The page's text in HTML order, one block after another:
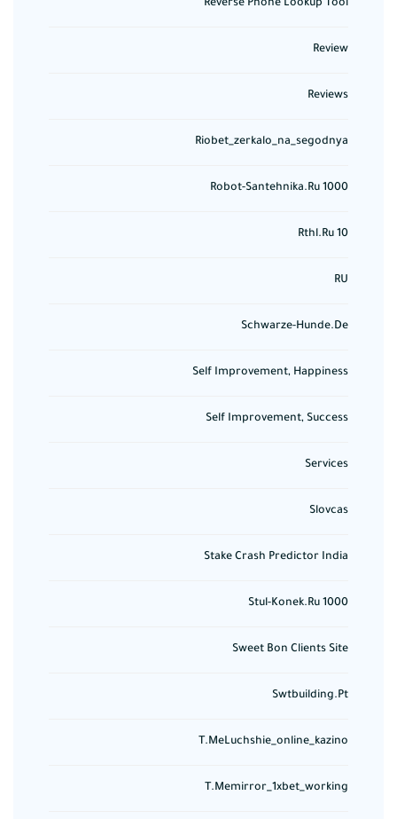
Reverse Phone Lookup Tool
Review
Reviews
Riobet_zerkalo_na_segodnya
Robot-Santehnika.ru 1000
Rthl.ru 10
RU
Schwarze-Hunde.de
Self Improvement, Happiness
Self Improvement, Success
Services
Slovcas
Stake Crash Predictor India
Stul-Konek.ru 1000
Sweet Bon Clients Site
Swtbuilding.pt
T.meLuchshie_online_kazino
T.memirror_1xbet_working